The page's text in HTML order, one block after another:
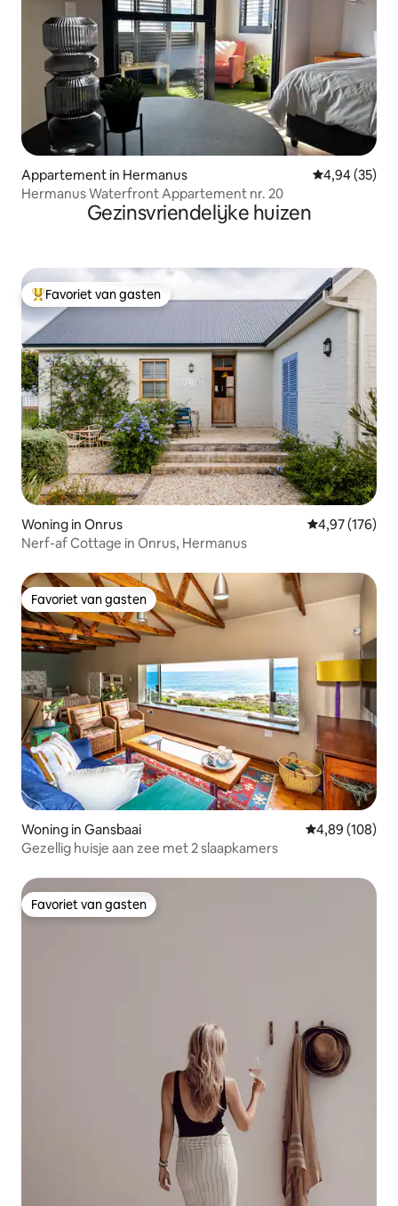
Appartement in Hermanus Gemiddelde
4,94 (35)
Hermanus Waterfront Appartement nr. 20
Gezinsvriendelijke huizen
Topfavoriet van gasten
Favoriet van gasten
Woning in Onrus Gemiddelde
4,97 (176)
Nerf-af Cottage in Onrus, Hermanus
Favoriet van gasten
Favoriet van gasten
Woning in Gansbaai Gemiddelde
4,89 (108)
Gezellig huisje aan zee met 2 slaapkamers
Favoriet van gasten
Favoriet van gasten